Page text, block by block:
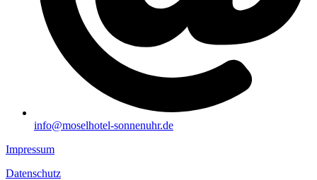
info@moselhotel-sonnenuhr.de
Impressum
Datenschutz